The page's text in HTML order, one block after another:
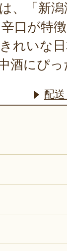
、「新
口が特
れいな
酒にぴ
配